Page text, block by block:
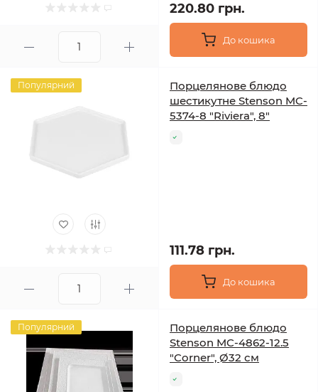
220.80 грн.
До кошика
Популярний
Порцелянове блюдо
шестикутне Stenson MC-
5374-8 "Riviera", 8"
111.78 грн.
До кошика
Популярний
Порцелянове блюдо
Stenson MC-4862-12.5
"Corner", Ø32 см